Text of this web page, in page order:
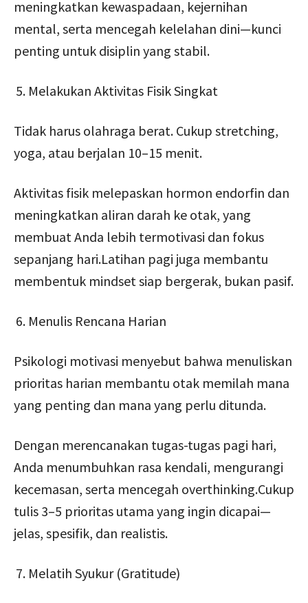
meningkatkan kewaspadaan, kejernihan
mental, serta mencegah kelelahan dini—kunci
penting untuk disiplin yang stabil.
Melakukan Aktivitas Fisik Singkat
Tidak harus olahraga berat. Cukup stretching,
yoga, atau berjalan 10–15 menit.
Aktivitas fisik melepaskan hormon endorfin dan
meningkatkan aliran darah ke otak, yang
membuat Anda lebih termotivasi dan fokus
sepanjang hari.Latihan pagi juga membantu
membentuk mindset siap bergerak, bukan pasif.
Menulis Rencana Harian
Psikologi motivasi menyebut bahwa menuliskan
prioritas harian membantu otak memilah mana
yang penting dan mana yang perlu ditunda.
Dengan merencanakan tugas-tugas pagi hari,
Anda menumbuhkan rasa kendali, mengurangi
kecemasan, serta mencegah overthinking.Cukup
tulis 3–5 prioritas utama yang ingin dicapai—
jelas, spesifik, dan realistis.
Melatih Syukur (Gratitude)